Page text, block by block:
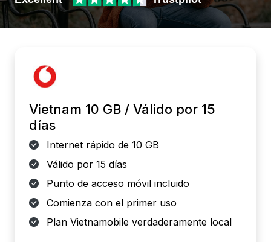
Vietnam 10 GB / Válido por 15
días
Internet rápido de 10 GB
Válido por 15 días
Punto de acceso móvil incluido
Comienza con el primer uso
Plan Vietnamobile verdaderamente local